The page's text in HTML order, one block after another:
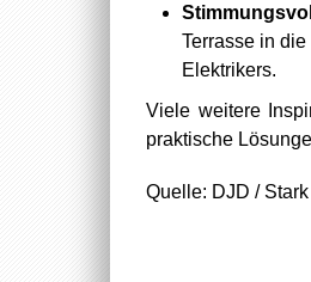
Terrasse in
Elektrikers.
Viele weitere
praktische
Quelle: DJD /